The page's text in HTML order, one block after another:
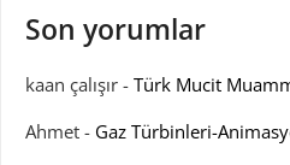
Son yorumlar
kaan çalışır - Türk Mucit
Ahmet - Gaz Türbinleri-